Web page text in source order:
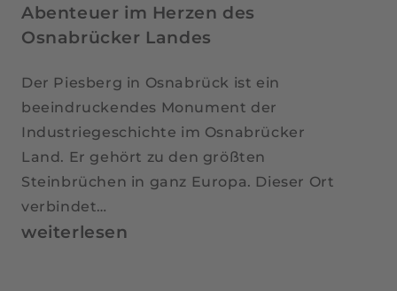
Abenteuer im Herzen des
Osnabrücker Landes
Der Piesberg in Osnabrück ist ein
beeindruckendes Monument der
Industriegeschichte im Osnabrücker
Land. Er gehört zu den größten
Steinbrüchen in ganz Europa. Dieser Ort
verbindet…
Industriekultur
weiterlesen